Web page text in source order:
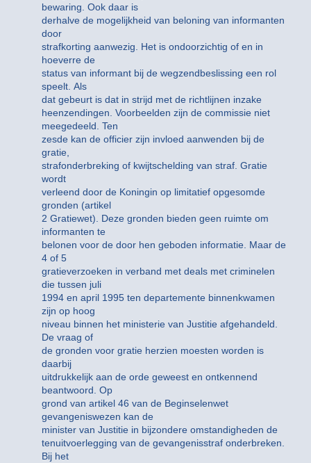
bewaring. Ook daar is
derhalve de mogelijkheid van beloning van informanten
door
strafkorting aanwezig. Het is ondoorzichtig of en in
hoeverre de
status van informant bij de wegzendbeslissing een rol
speelt. Als
dat gebeurt is dat in strijd met de richtlijnen inzake
heenzendingen. Voorbeelden zijn de commissie niet
meegedeeld. Ten
zesde kan de officier zijn invloed aanwenden bij de
gratie,
strafonderbreking of kwijtschelding van straf. Gratie
wordt
verleend door de Koningin op limitatief opgesomde
gronden (artikel
2 Gratiewet). Deze gronden bieden geen ruimte om
informanten te
belonen voor de door hen geboden informatie. Maar de
4 of 5
gratieverzoeken in verband met deals met criminelen
die tussen juli
1994 en april 1995 ten departemente binnenkwamen
zijn op hoog
niveau binnen het ministerie van Justitie afgehandeld.
De vraag of
de gronden voor gratie herzien moesten worden is
daarbij
uitdrukkelijk aan de orde geweest en ontkennend
beantwoord. Op
grond van artikel 46 van de Beginselenwet
gevangeniswezen kan de
minister van Justitie in bijzondere omstandigheden de
tenuitvoerlegging van de gevangenisstraf onderbreken.
Bij het